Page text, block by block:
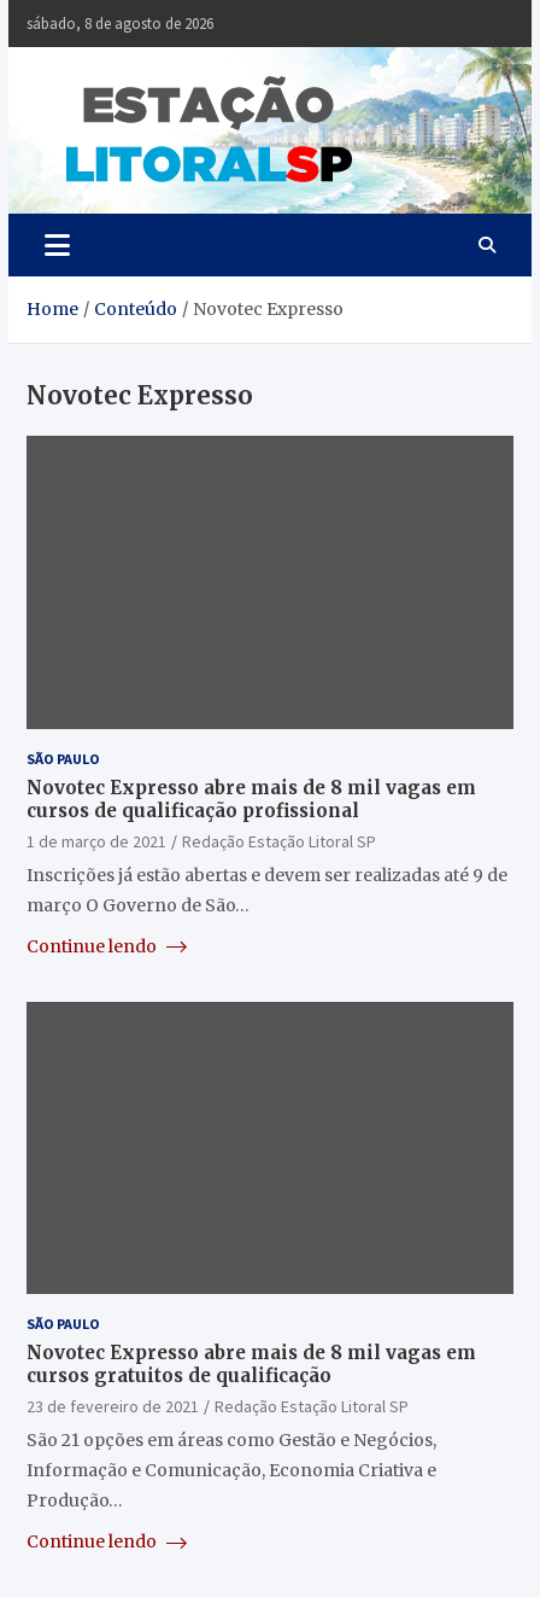
Skip
sábado, 8 de agosto de 2026
Litoral
Notícias da
Baixada Santista
Home Conteúdo Novotec Expresso
Novotec Expresso
SÃO PAULO
Novotec Expresso abre mais de 8 mil vagas em
cursos de qualificação profissional
1 de março de 2021
Redação Estação Litoral SP
Inscrições já estão abertas e devem ser realizadas até 9 de
março O Governo de São…
Continue lendo
SÃO PAULO
Novotec Expresso abre mais de 8 mil vagas em
cursos gratuitos de qualificação
23 de fevereiro de 2021
Redação Estação Litoral SP
São 21 opções em áreas como Gestão e Negócios,
Informação e Comunicação, Economia Criativa e
Produção…
Continue lendo